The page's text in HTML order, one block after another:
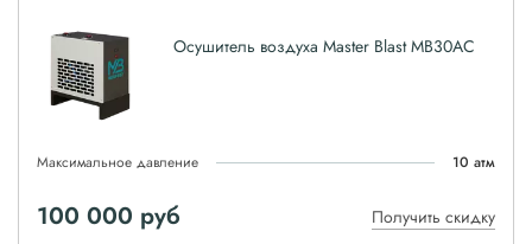
Осушитель воздуха Master Blast MB30AC
Максимальное давление 10 атм
100 000 руб Получить скидку